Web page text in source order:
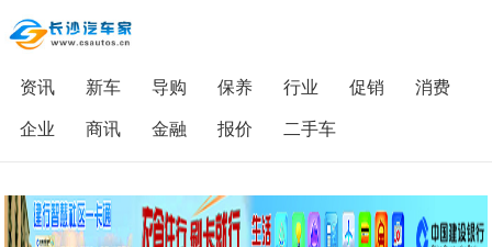
资讯 新车 导购 保养 行业 促销
消费
企业
商讯 金融 报价 二手车